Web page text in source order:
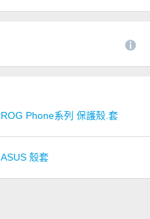
ROG Phone系列 保護殼.套
ASUS 殼套